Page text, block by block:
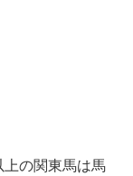
の関東馬は馬